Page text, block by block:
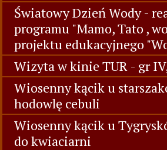
Światowy Dzień Wody -
programu "Mamo, Tato ,
projektu edukacyjnego
Wizyta w kinie TUR - gr
Wiosenny kącik u
hodowlę cebuli
Wiosenny kącik u
do kwiaciarni